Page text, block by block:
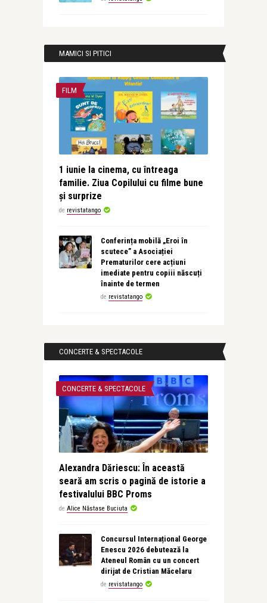
MAMICI SI PITICI
FILM
1 iunie la cinema, cu întreaga
familie. Ziua Copilului cu filme bune
și surprize
de revistatango
Conferința mobilă „Eroi în
scutece” a Asociației
Prematurilor cere acțiuni
imediate pentru copiii născuți
înainte de termen
de revistatango
CONCERTE & SPECTACOLE
CONCERTE & SPECTACOLE
Alexandra Dăriescu: În această
seară am scris o pagină de istorie a
festivalului BBC Proms
de Alice Năstase Buciuta
Concursul Internațional George
Enescu 2026 debutează la
Ateneul Român cu un concert
dirijat de Cristian Măcelaru
de revistatango